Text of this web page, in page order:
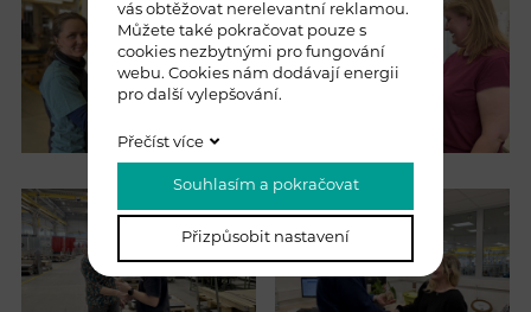
vás obtěžovat nerelevantní reklamou.
Můžete také pokračovat pouze s
cookies nezbytnými pro fungování
webu. Cookies nám dodávají energii
pro další vylepšování.
Přečíst více
Souhlasím a pokračovat
Přizpůsobit nastavení